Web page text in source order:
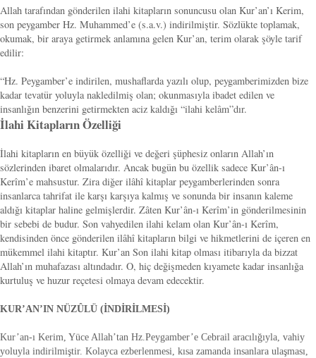
Allah tarafından gönderilen ilahi kitapların sonuncusu olan Kur’an’ı Kerim,
son peygamber Hz. Muhammed’e (s.a.v.) indirilmiştir. Sözlükte toplamak,
okumak, bir araya getirmek anlamına gelen Kur’an, terim olarak şöyle tarif
edilir:
“Hz. Peygamber’e indirilen, mushaflarda yazılı olup, peygamberimizden bize
kadar tevatür yoluyla nakledilmiş olan; okunmasıyla ibadet edilen ve
insanlığın benzerini getirmekten aciz kaldığı “ilahi kelâm”dır.
İlahi Kitapların Özelliği
İlahi kitapların en büyük özelliği ve değeri şüphesiz onların Allah’ın
sözlerinden ibaret olmalarıdır. Ancak bugün bu özellik sadece Kur’ân-ı
Kerîm’e mahsustur. Zira diğer ilâhî kitaplar peygamberlerinden sonra
insanlarca tahrifat ile karşı karşıya kalmış ve sonunda bir insanın kaleme
aldığı kitaplar haline gelmişlerdir. Zâten Kur’ân-ı Kerîm’in gönderilmesinin
bir sebebi de budur. Son vahyedilen ilahi kelam olan Kur’ân-ı Kerîm,
kendisinden önce gönderilen ilâhî kitapların bilgi ve hikmetlerini de içeren en
mükemmel ilahi kitaptır. Kur’an Son ilahi kitap olması itibarıyla da bizzat
Allah’ın muhafazası altındadır. O, hiç değişmeden kıyamete kadar insanlığa
kurtuluş ve huzur reçetesi olmaya devam edecektir.
KUR’AN’IN NÜZÛLÜ (İNDİRİLMESİ)
Kur’an-ı Kerim, Yüce Allah’tan Hz.Peygamber’e Cebrail aracılığıyla, vahiy
yoluyla indirilmiştir. Kolayca ezberlenmesi, kısa zamanda insanlara ulaşması,